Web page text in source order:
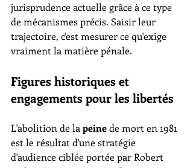
jurisprudence actuelle grâce à ce type
de mécanismes précis. Saisir leur
trajectoire, c'est mesurer ce qu'exige
vraiment la matière pénale.
Figures historiques et
engagements pour les libertés
L'abolition de la peine de mort en 1981
est le résultat d'une stratégie
d'audience ciblée portée par Robert